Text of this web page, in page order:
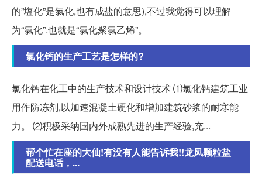
的”塩化”是氯化,也有成盐的意思),不过我觉得可以理解
为“氯化”.也就是“氯化聚氯乙烯”。
氯化钙的生产工艺是怎样的?
氯化钙在化工中的生产技术和设计技术 ⑴氯化钙建筑工业
用作防冻剂,以加速混凝土硬化和增加建筑砂浆的耐寒能
力。 ⑵积极采纳国内外成熟先进的生产经验,充...
帮个忙在座的大仙!有没有人能告诉我!!龙凤颗粒盐
配送电话，...